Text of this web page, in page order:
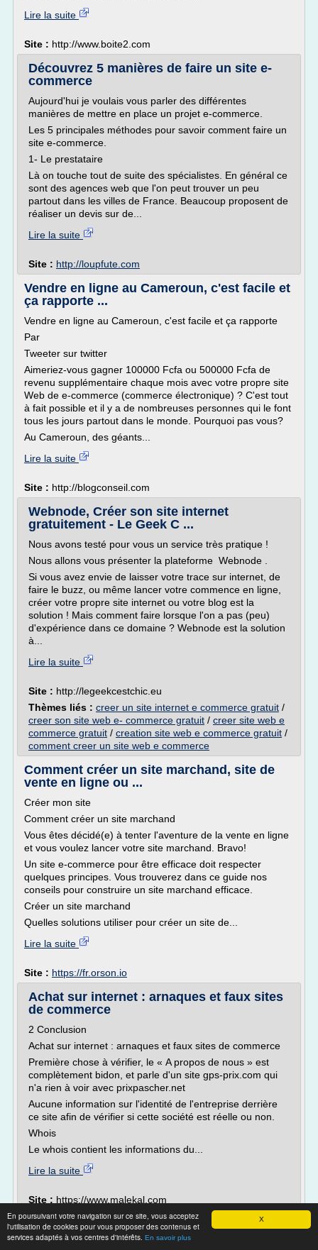
X
En poursuivant votre navigation sur ce site, vous acceptez
l'utilisation de cookies pour vous proposer des contenus et
services adaptés à vos centres d'intérêts. En savoir plus
Lire la suite
Site : http://www.boite2.com
Découvrez 5 manières de faire un site e-
commerce
Aujourd'hui je voulais vous parler des différentes
manières de mettre en place un projet e-commerce.
Les 5 principales méthodes pour savoir comment faire un
site e-commerce.
1- Le prestataire
Là on touche tout de suite des spécialistes. En général ce
sont des agences web que l'on peut trouver un peu
partout dans les villes de France. Beaucoup proposent de
réaliser un devis sur de...
Lire la suite
Site : http://loupfute.com
Vendre en ligne au Cameroun, c'est facile et
ça rapporte ...
Vendre en ligne au Cameroun, c'est facile et ça rapporte
Par
Tweeter sur twitter
Aimeriez-vous gagner 100000 Fcfa ou 500000 Fcfa de
revenu supplémentaire chaque mois avec votre propre site
Web de e-commerce (commerce électronique) ? C'est tout
à fait possible et il y a de nombreuses personnes qui le font
tous les jours partout dans le monde. Pourquoi pas vous?
Au Cameroun, des géants...
Lire la suite
Site : http://blogconseil.com
Webnode, Créer son site internet
gratuitement - Le Geek C ...
Nous avons testé pour vous un service très pratique !
Nous allons vous présenter la plateforme Webnode .
Si vous avez envie de laisser votre trace sur internet, de
faire le buzz, ou même lancer votre commence en ligne,
créer votre propre site internet ou votre blog est la
solution ! Mais comment faire lorsque l'on a pas (peu)
d'expérience dans ce domaine ? Webnode est la solution
à...
Lire la suite
Site : http://legeekcestchic.eu
Thèmes liés : creer un site internet e commerce gratuit /
creer son site web e- commerce gratuit / creer site web e
commerce gratuit / creation site web e commerce gratuit /
comment creer un site web e commerce
Comment créer un site marchand, site de
vente en ligne ou ...
Créer mon site
Comment créer un site marchand
Vous êtes décidé(e) à tenter l'aventure de la vente en ligne
et vous voulez lancer votre site marchand. Bravo!
Un site e-commerce pour être efficace doit respecter
quelques principes. Vous trouverez dans ce guide nos
conseils pour construire un site marchand efficace.
Créer un site marchand
Quelles solutions utiliser pour créer un site de...
Lire la suite
Site : https://fr.orson.io
Achat sur internet : arnaques et faux sites
de commerce
2 Conclusion
Achat sur internet : arnaques et faux sites de commerce
Première chose à vérifier, le « A propos de nous » est
complètement bidon, et parle d'un site gps-prix.com qui
n'a rien à voir avec prixpascher.net
Aucune information sur l'identité de l'entreprise derrière
ce site afin de vérifier si cette société est réelle ou non.
Whois
Le whois contient les informations du...
Lire la suite
Site : https://www.malekal.com
Thèmes liés :site d'achat sur internet en chine
sites
d'achat sur internet/ sites d achat sur internet/
achat site internet e commerce